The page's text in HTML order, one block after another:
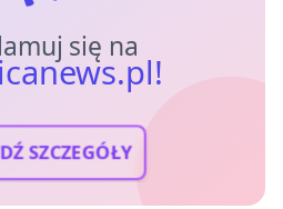
się na
SZCZEGÓŁY